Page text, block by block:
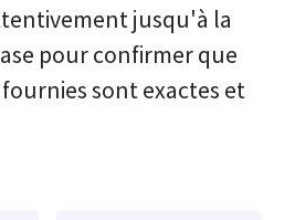
jusqu'à la
pour confirmer que
sont exactes et